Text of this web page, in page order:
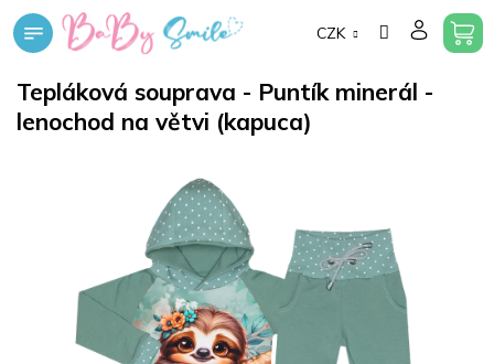
Přejít
na
CZK
Tepláková souprava - Puntík minerál -
lenochod na větvi (kapuca)